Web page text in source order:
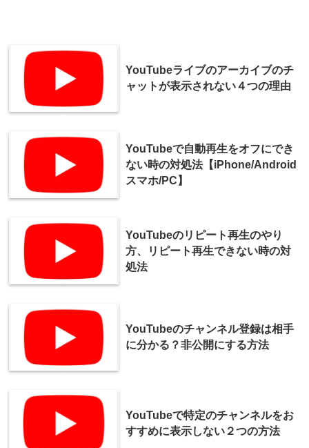
YouTubeライブのアーカイブのチ
ャットが表示されない４つの理由
YouTubeで自動再生をオフにでき
ない時の対処法【iPhone/Android
スマホ/PC】
YouTubeのリピート再生のやり
方、リピート再生できない時の対
処法
YouTubeのチャンネル登録は相手
に分かる？非公開にする方法
YouTubeで特定のチャンネルをお
すすめに表示しない２つの方法